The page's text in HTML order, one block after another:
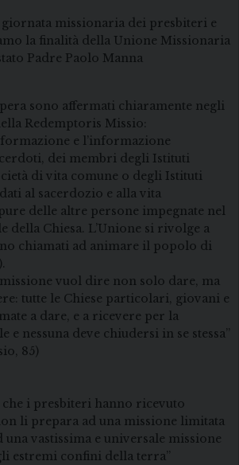
missionaria dei presbiteri e
la finalità della Unione Missionaria
Padre Paolo Manna
sono affermati chiaramente negli
Redemptoris Missio:
e l’informazione
dei membri degli Istituti
di vita comune o degli Istituti
al sacerdozio e alla vita
delle altre persone impegnate nel
della Chiesa. L’Unione si rivolge a
chiamati ad animare il popolo di
vuol dire non solo dare, ma
tutte le Chiese particolari, giovani e
a dare, e a ricevere per la
e nessuna deve chiudersi in se stessa”
85)
i presbiteri hanno ricevuto
li prepara ad una missione limitata
una vastissima e universale missione
estremi confini della terra”